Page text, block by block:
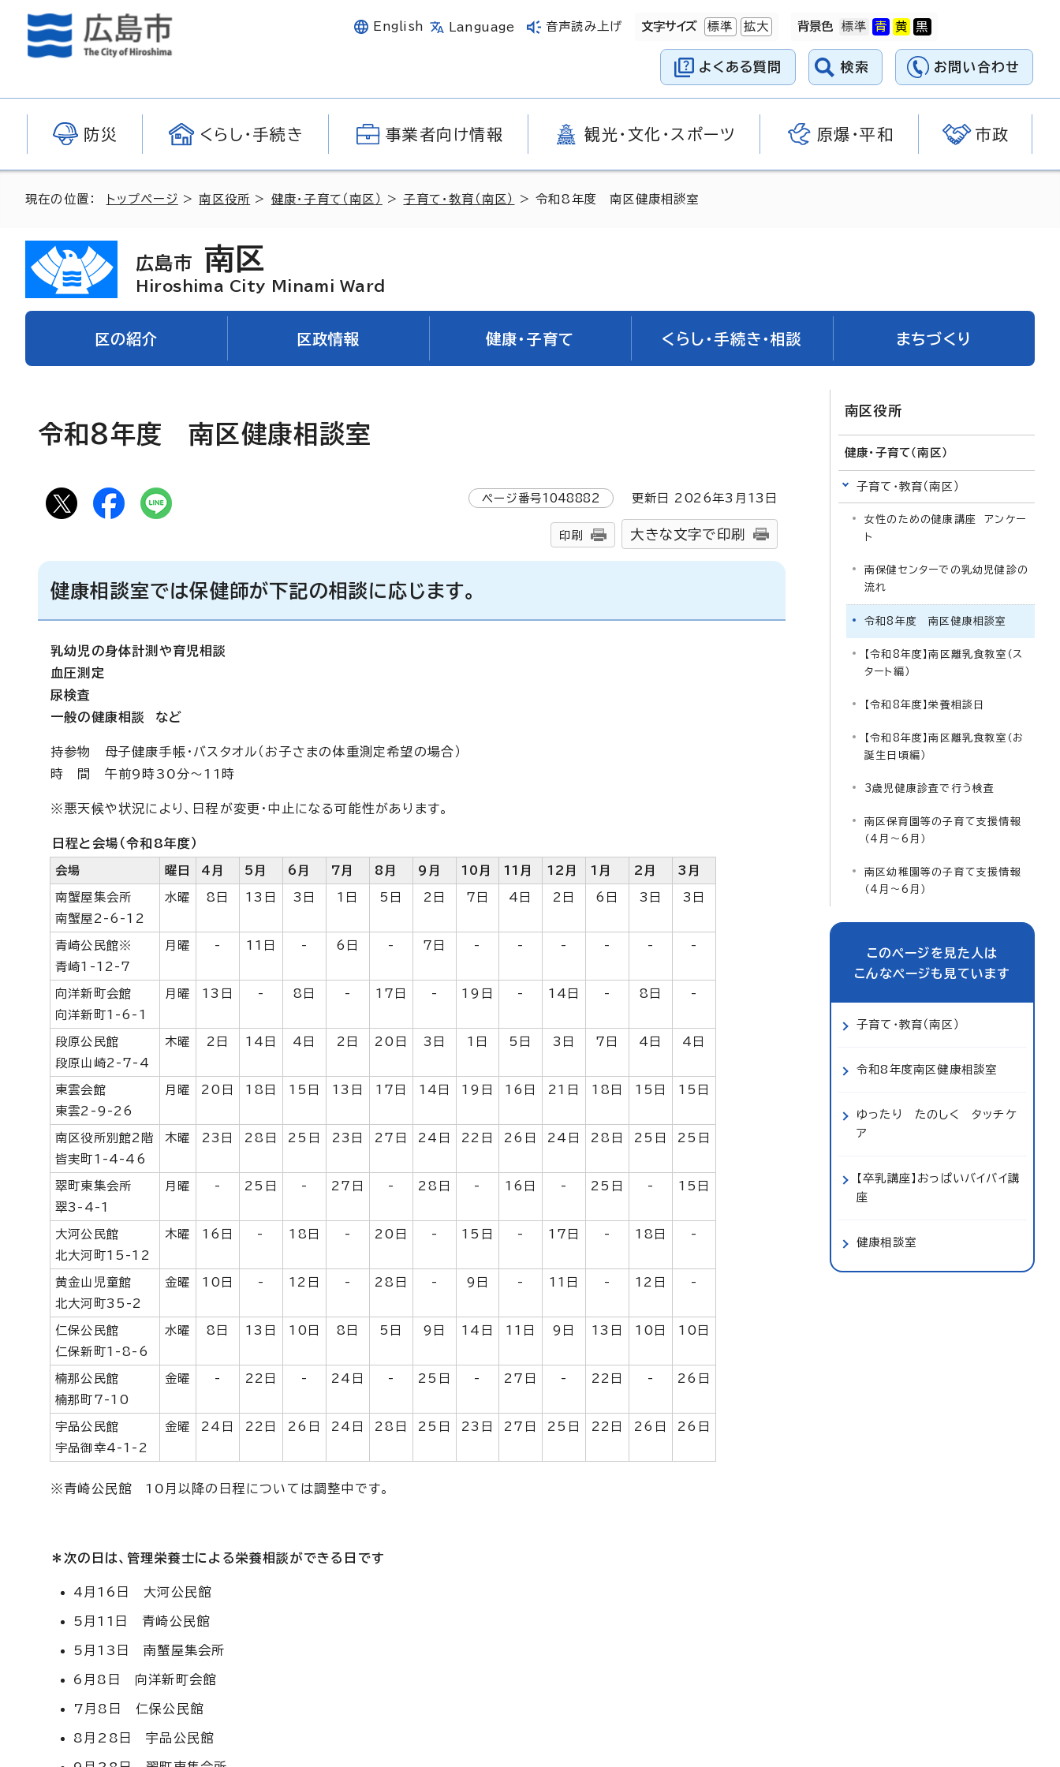
English Language 音声読み上げ 文字サイズ 標準 拡大 背景色
よくある質問 検索 お問い合わせ
防災 くらし・手続き 事業者向け情報 観光・文化・スポーツ 原爆・平和 市政
現在の位置： トップページ >南区役所 > 健康・子育て（南区） >子育て・教育（南区） > 令和8年度 南区健康相談室
広島市 南区
Hiroshima City Minami Ward
区の紹介 区政情報 健康・子育て くらし・手続き・相談 まちづくり
令和8年度 南区健康相談室
ページ番号1048882 更新日 2026年3月 13 日
印刷 大きな文字で印刷
健康相談室では保健師が下記の相談に応じます。
乳幼児の身体計測や育児相談
血圧測定
尿検査
一般の健康相談 など
持参物 母子健康手帳・バスタオル（お子さまの体重測定希望の場合）
時 間 午前9時30分～11時
※悪天候や状況により、日程が変更・中止になる可能性があります。
日程と会場（令和8年度）
会場 曜日 4月 5月 6月 7月 8月 9月 10月 11月 12月 1月 2月 3月
南蟹屋集会所
南蟹屋2-6-12
水曜 8日 13日 3日 1日 5日 2日 7日 4日 2日 6日 3日 3日
青崎公民館※
青崎1-12-7
月曜 - 11日 - 6日 - 7日 - - - - - -
向洋新町会館
向洋新町1-6-1
月曜 13日 - 8日 - 17日 - 19日 - 14日 - 8日 -
段原公民館
段原山崎2-7-4
木曜 2日 14日 4日 2日 20日 3日 1日 5日 3日 7日 4日 4日
東雲会館
東雲2-9-26
月曜 20日 18日 15日 13日 17日 14日 19日 16日 21日 18日 15日 15日
南区役所別館2階
皆実町1-4-46
木曜 23日 28日 25日 23日 27日 24日 22日 26日 24日 28日 25日 25日
翠町東集会所
翠3-4-1
月曜 - 25日 - 27日 - 28日 - 16日 - 25日 - 15日
大河公民館
北大河町15-12
木曜 16日 - 18日 - 20日 - 15日 - 17日 - 18日 -
黄金山児童館
北大河町35-2
金曜 10日 - 12日 - 28日 - 9日 - 11日 - 12日 -
仁保公民館
仁保新町1-8-6
水曜 8日 13日 10日 8日 5日 9日 14日 11日 9日 13日 10日 10日
楠那公民館
楠那町7-10
金曜 - 22日 - 24日 - 25日 - 27日 - 22日 - 26日
宇品公民館
宇品御幸4-1-2
金曜 24日 22日 26日 24日 28日 25日 23日 27日 25日 22日 26日 26日
※青崎公民館 10月以降の日程については調整中です。
＊次の日は、管理栄養士による栄養相談ができる日です
4月16日 大河公民館
5月11日 青崎公民館
5月13日 南蟹屋集会所
6月8日 向洋新町会館
7月8日 仁保公民館
8月28日 宇品公民館
南区役所
健康・子育て（南区）
子育て・教育（南区）
女性のための健康講座 アンケー
ト
南保健センターでの乳幼児健診の
流れ
令和8年度 南区健康相談室
【令和8年度】南区離乳食教室（ス
タート編）
【令和8年度】栄養相談日
【令和8年度】南区離乳食教室（お
誕生日頃編）
3歳児健康診査で行う検査
南区保育園等の子育て支援情報
（4月～6月）
南区幼稚園等の子育て支援情報
（4月～6月）
このページを見た人は
こんなページも見ています
子育て・教育（南区）
令和8年度南区健康相談室
ゆったり たのしく タッチケ
ア
【卒乳講座】おっぱいバイバイ講
座
健康相談室